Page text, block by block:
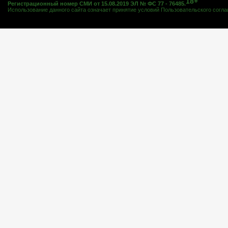
Регистрационный номер СМИ от 15.08.2019 ЭЛ № ФС 77 - 76485.
Использование данного сайта означает принятие условий Пользовательского